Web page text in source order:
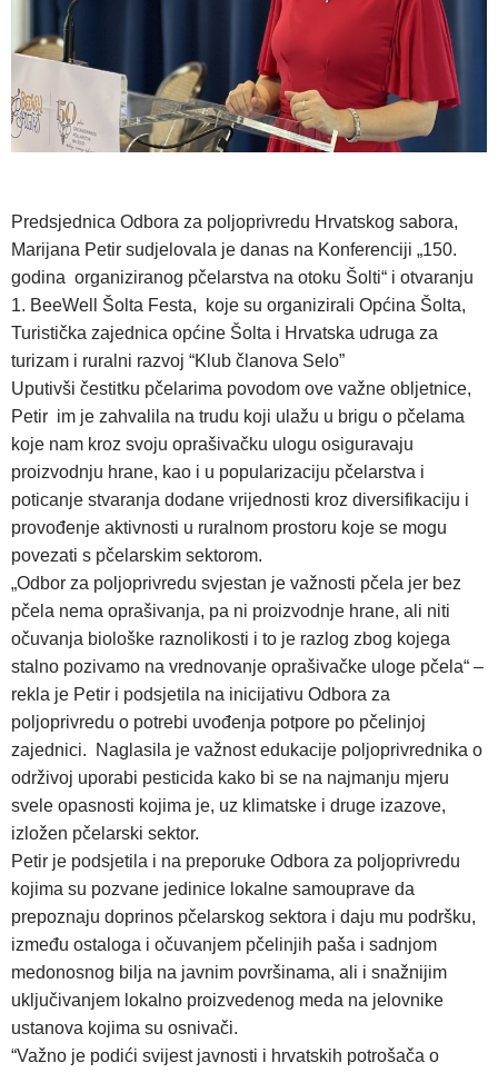
Predsjednica Odbora za poljoprivredu Hrvatskog sabora,
Marijana Petir sudjelovala je danas na Konferenciji „150.
godina organiziranog pčelarstva na otoku Šolti“ i otvaranju
1. BeeWell Šolta Festa, koje su organizirali Općina Šolta,
Turistička zajednica općine Šolta i Hrvatska udruga za
turizam i ruralni razvoj “Klub članova Selo”
Uputivši čestitku pčelarima povodom ove važne obljetnice,
Petir im je zahvalila na trudu koji ulažu u brigu o pčelama
koje nam kroz svoju oprašivačku ulogu osiguravaju
proizvodnju hrane, kao i u popularizaciju pčelarstva i
poticanje stvaranja dodane vrijednosti kroz diversifikaciju i
provođenje aktivnosti u ruralnom prostoru koje se mogu
povezati s pčelarskim sektorom.
„Odbor za poljoprivredu svjestan je važnosti pčela jer bez
pčela nema oprašivanja, pa ni proizvodnje hrane, ali niti
očuvanja biološke raznolikosti i to je razlog zbog kojega
stalno pozivamo na vrednovanje oprašivačke uloge pčela“ –
rekla je Petir i podsjetila na inicijativu Odbora za
poljoprivredu o potrebi uvođenja potpore po pčelinjoj
zajednici. Naglasila je važnost edukacije poljoprivrednika o
održivoj uporabi pesticida kako bi se na najmanju mjeru
svele opasnosti kojima je, uz klimatske i druge izazove,
izložen pčelarski sektor.
Petir je podsjetila i na preporuke Odbora za poljoprivredu
kojima su pozvane jedinice lokalne samouprave da
prepoznaju doprinos pčelarskog sektora i daju mu podršku,
između ostaloga i očuvanjem pčelinjih paša i sadnjom
medonosnog bilja na javnim površinama, ali i snažnijim
uključivanjem lokalno proizvedenog meda na jelovnike
ustanova kojima su osnivači.
“Važno je podići svijest javnosti i hrvatskih potrošača o